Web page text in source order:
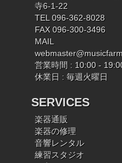
寺6-1-22
TEL 096-362-8028
FAX 096-300-3496
MAIL
営業時間 : 10:00 -
休業日 : 毎週火曜日
SERVICES
楽器通販
楽器の修理
音響レンタル
練習スタジオ